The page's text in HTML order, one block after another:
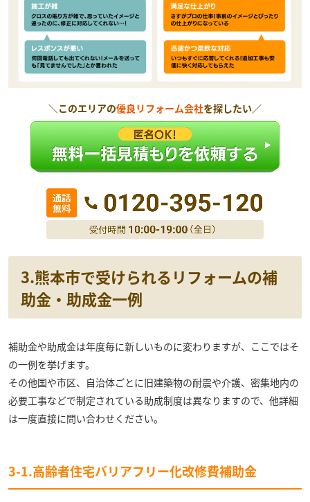
＼このエリアの優良リフォーム会社を探したい／
3.熊本市で受けられるリフォームの補
助金・助成金一例
補助金や助成金は年度毎に新しいものに変わりますが、ここではそ
の一例を挙げます。
その他国や市区、自治体ごとに旧建築物の耐震や介護、密集地内の
必要工事などで制定されている助成制度は異なりますので、他詳細
は一度直接に問い合わせください。
3-1.高齢者住宅バリアフリー化改修費補助金